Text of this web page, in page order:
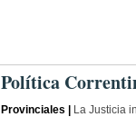
Política
Provinciales |
La Justicia